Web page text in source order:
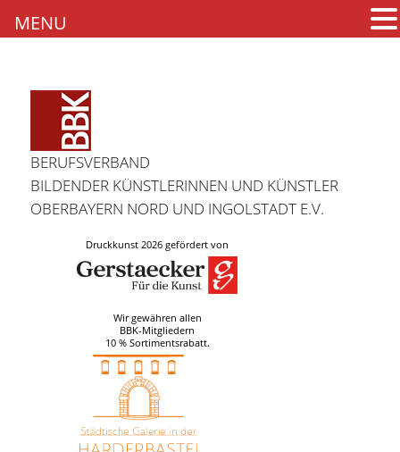
BERUFSVERBAND
BILDENDER KÜNSTLERINNEN UND KÜNSTLER
OBERBAYERN NORD UND INGOLSTADT E.V.
Druckkunst 2026 gefördert von
Wir gewähren allen
BBK-Mitgliedern
10 % Sortimentsrabatt.
MENU